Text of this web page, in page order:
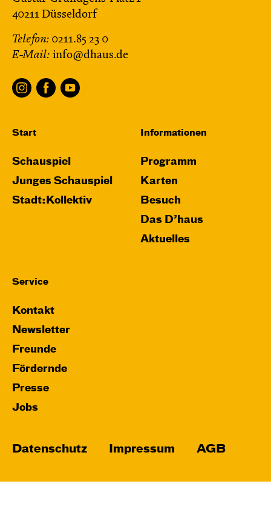
40211 Düsseldorf
Telefon: 0211.85 23 0
E-Mail: info@dhaus.de
Start
Schauspiel
Junges Schauspiel
Stadt:Kollektiv
Informationen
Programm
Karten
Besuch
Das D’haus
Aktuelles
Service
Kontakt
Newsletter
Freunde
Fördernde
Presse
Jobs
Datenschutz Impressum AGB